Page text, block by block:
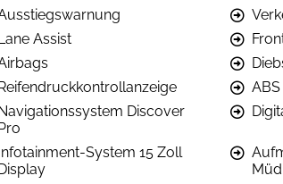
Assist
ABS
Discover
System 15 Zoll